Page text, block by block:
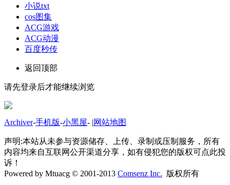
小说txt
cos图集
ACG游戏
ACG动漫
百度秒传
返回顶部
请先登录后才能继续浏览
Archiver-手机版-小黑屋- |网站地图
声明:本站从未参与资源储存、上传、录制或压制服务，所有
内容均来自互联网公开渠道分享，如有侵犯您的版权可点此投
诉！
Powered by Mtuacg © 2001-2013 Comsenz Inc. 版权所有